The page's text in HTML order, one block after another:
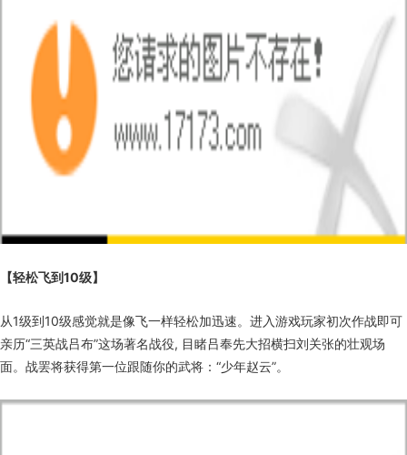
【轻松飞到10级】
从1级到10级感觉就是像飞一样轻松加迅速。进入游戏玩家初次作战即可
亲历“三英战吕布”这场著名战役, 目睹吕奉先大招横扫刘关张的壮观场
面。战罢将获得第一位跟随你的武将：“少年赵云”。